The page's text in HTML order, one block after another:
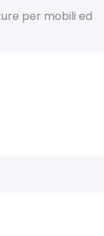
per mobili ed